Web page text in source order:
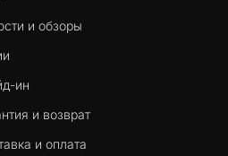
и обзоры
ин
и возврат
и оплата